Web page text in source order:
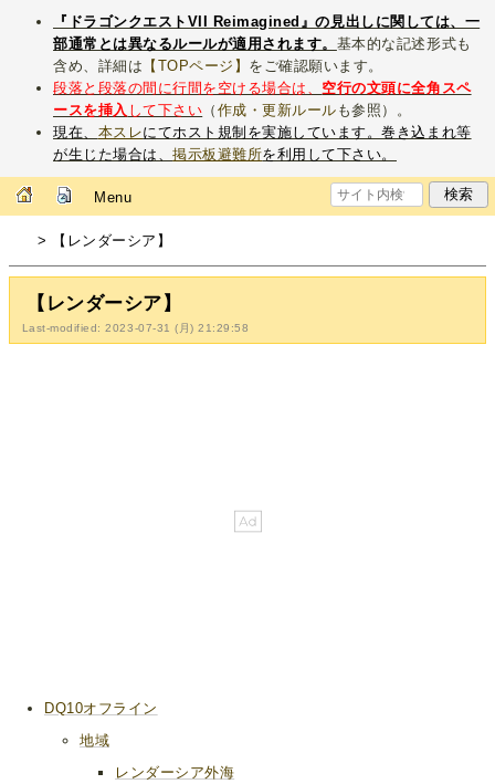
『ドラゴンクエストVII Reimagined』の見出しに関しては、一
部通常とは異なるルールが適用されます。 基本的な記述形式も
含め、詳細は 【TOPページ】 をご確認願います。
段落と段落の間に行間を空ける場合は、 空行の文頭に全角スペ
ースを挿入 して下さい （ 作成・更新ルール も参照）。
現在、 本スレにてホスト規制を実施しています。巻き込まれ等
が生じた場合は、掲示板避難所を利用して下さい。
Menu
> 【レンダーシア】
【レンダーシア】
Last-modified: 2023-07-31 (月) 21:29:58
DQ10オフライン
地域
レンダーシア外海